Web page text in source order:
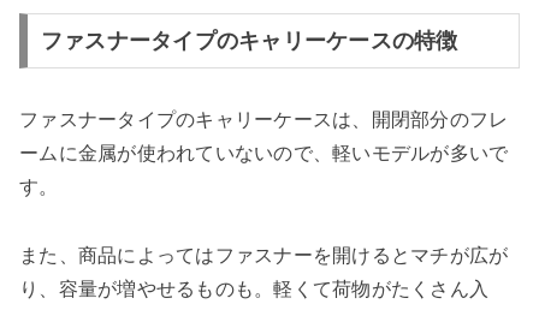
ファスナータイプのキャリーケースの特徴
ファスナータイプのキャリーケースは、開閉部分のフレ
ームに金属が使われていないので、軽いモデルが多いで
す。
また、商品によってはファスナーを開けるとマチが広が
り、容量が増やせるものも。軽くて荷物がたくさん入